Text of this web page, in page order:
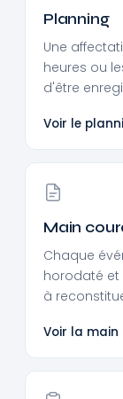
Planning
Une
heures ou
d'être
Voir le
Main
Chaque
horodaté et
à
Voir la